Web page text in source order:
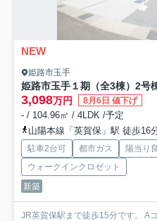
NEW
姫路市玉手
姫路市玉手１期（全3棟）2号
3,098万円 8月6日 値下げ
- / 104.96㎡ / 4LDK /予定
山陽本線「英賀保」駅 徒歩16
駐車2台可 都市ガス 陽当り
ウォークインクロゼット
新築
JR英賀保駅まで徒歩15分です。 A